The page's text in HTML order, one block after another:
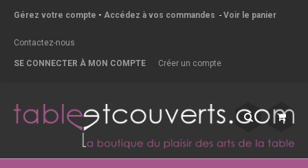
Gérez votre compte - Accédez à vos commandes - Voir le panier
Contactez-nous
SE CONNECTER À MON COMPTE Créer un compte